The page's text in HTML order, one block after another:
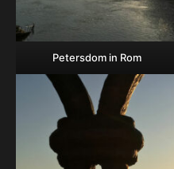
Petersdom in Rom